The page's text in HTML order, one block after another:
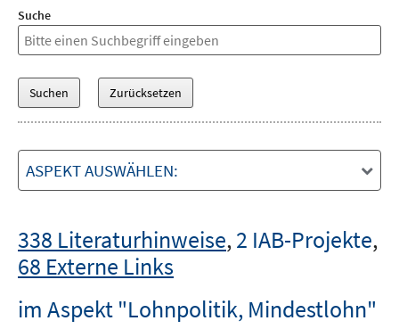
Suche
ASPEKT AUSWÄHLEN:
338 Literaturhinweise,2 IAB-Projekte,
68 Externe Links
im Aspekt "Lohnpolitik, Mindestlohn"